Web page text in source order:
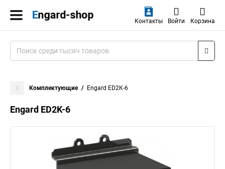
Контакты Войти Корзина
Комплектующие Engard ED2K-6
Engard ED2K-6